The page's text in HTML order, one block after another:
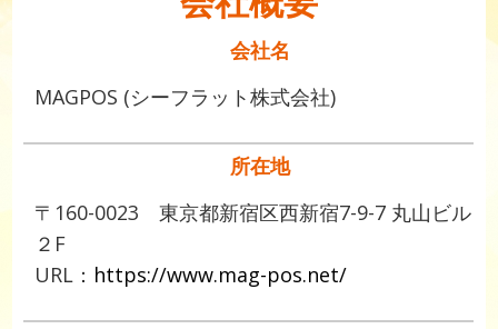
会社名
MAGPOS (シーフラット株式会社)
所在地
〒160-0023 東京都新宿区西新宿7-9-7 丸山ビル
２F
URL： https://www.mag-pos.net/